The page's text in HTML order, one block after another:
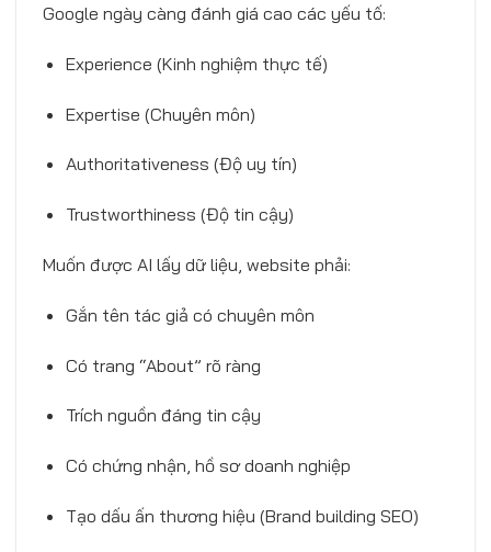
Google ngày càng đánh giá cao các yếu tố:
Experience (Kinh nghiệm thực tế)
Expertise (Chuyên môn)
Authoritativeness (Độ uy tín)
Trustworthiness (Độ tin cậy)
Muốn được AI lấy dữ liệu, website phải:
Gắn tên tác giả có chuyên môn
Có trang “About” rõ ràng
Trích nguồn đáng tin cậy
Có chứng nhận, hồ sơ doanh nghiệp
Tạo dấu ấn thương hiệu (Brand building SEO)